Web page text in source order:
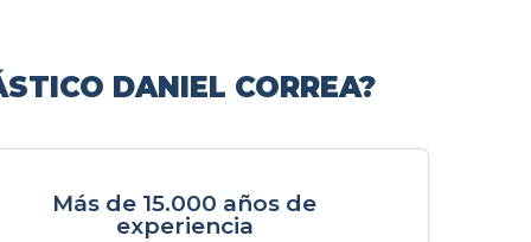
DANIEL CORREA?
Más de 15.000 años de
experiencia